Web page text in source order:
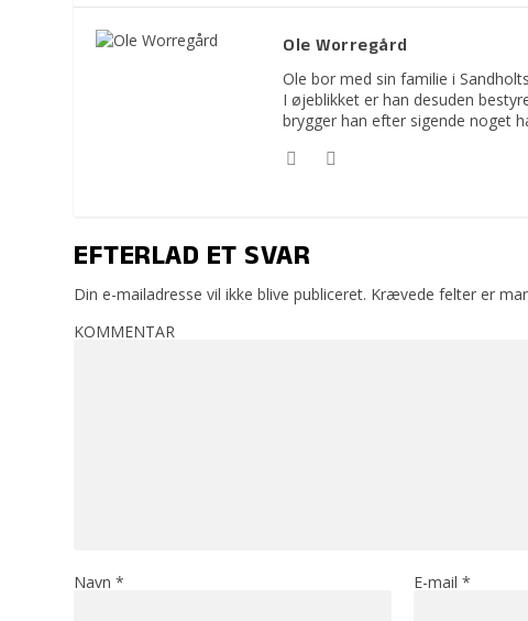
Ole Worregård
Ole bor med sin familie i
I øjeblikket er han desuden
brygger han efter sigende noget
EFTERLAD ET SVAR
Din e-mailadresse vil ikke blive publiceret. Krævede felter er
KOMMENTAR
Navn* E-mail *